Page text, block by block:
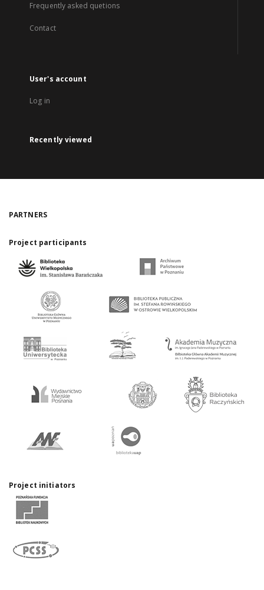
Frequently asked quetions
Contact
User's account
Log in
Recently viewed
PARTNERS
Project participants
Project initiators